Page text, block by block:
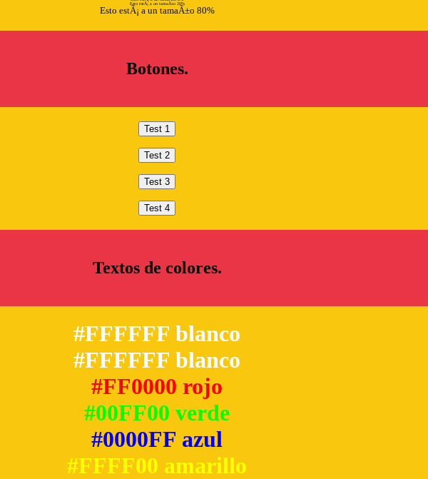
Esto estÃ¡ a un tamaÃ±o 20%
Esto estÃ¡ a un tamaÃ±o 80%
Botones.
Textos de colores.
#FFFFFF blanco
#FFFFFF blanco
#FF0000 rojo
#00FF00 verde
#0000FF azul
#FFFF00 amarillo